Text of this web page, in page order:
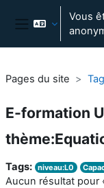
Passer au contenu
Panneau latéral
Vous
Pages du site
E-formation
Tags: niveau:L0
Aucun résultat pour